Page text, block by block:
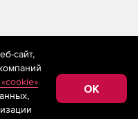
применяются
технологии
сбора,
относящихся к
«Интернет»,
сайт,
OK